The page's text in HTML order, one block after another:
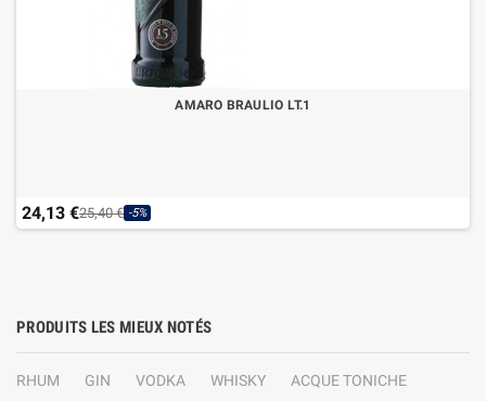
AMARO BRAULIO LT.1
24,13 €25,40 € -5%
PRODUITS LES MIEUX NOTÉS
RHUM GIN VODKA WHISKY
ACQUE TONICHE